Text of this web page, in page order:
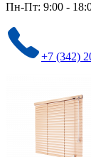
Пн-Пт: 9:00 -
+7 (342)